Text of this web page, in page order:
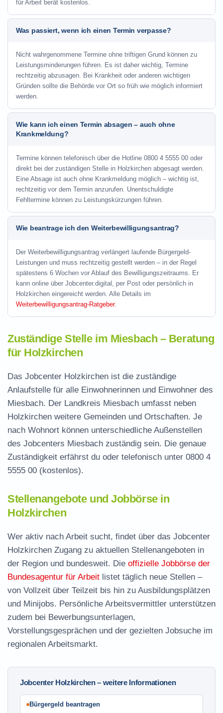
für Arbeit berät kostenlos.
Was passiert, wenn ich einen Termin verpasse?
Nicht wahrgenommene Termine ohne triftigen Grund können zu
Leistungsminderungen führen. Es ist daher wichtig, Termine
rechtzeitig abzusagen. Bei Krankheit oder anderen wichtigen
Gründen sollte die Behörde vor Ort so früh wie möglich informiert
werden.
Wie kann ich einen Termin absagen – auch ohne
Krankmeldung?
Termine können telefonisch über die Hotline 0800 4 5555 00 oder
direkt bei der zuständigen Stelle in Holzkirchen abgesagt werden.
Eine Absage ist auch ohne Krankmeldung möglich – wichtig ist,
rechtzeitig vor dem Termin anzurufen. Unentschuldigte
Fehltermine können zu Leistungskürzungen führen.
Wie beantrage ich den Weiterbewilligungsantrag?
Der Weiterbewilligungsantrag verlängert laufende Bürgergeld-
Leistungen und muss rechtzeitig gestellt werden – in der Regel
spätestens 6 Wochen vor Ablauf des Bewilligungszeitraums. Er
kann online über Jobcenter.digital, per Post oder persönlich in
Holzkirchen eingereicht werden. Alle Details im
Weiterbewilligungsantrag-Ratgeber.
Zuständige Stelle im Miesbach – Beratung
für Holzkirchen
Das Jobcenter Holzkirchen ist die zuständige
Anlaufstelle für alle Einwohnerinnen und Einwohner des
Miesbach. Der Landkreis Miesbach umfasst neben
Holzkirchen weitere Gemeinden und Ortschaften. Je
nach Wohnort können unterschiedliche Außenstellen
des Jobcenters Miesbach zuständig sein. Die genaue
Zuständigkeit erfährst du oder telefonisch unter 0800 4
5555 00 (kostenlos).
Stellenangebote und Jobbörse in
Holzkirchen
Wer aktiv nach Arbeit sucht, findet über das Jobcenter
Holzkirchen Zugang zu aktuellen Stellenangeboten in
der Region und bundesweit. Die offizielle Jobbörse der
Bundesagentur für Arbeit listet täglich neue Stellen –
von Vollzeit über Teilzeit bis hin zu Ausbildungsplätzen
und Minijobs. Persönliche Arbeitsvermittler unterstützen
zudem bei Bewerbungsunterlagen,
Vorstellungsgesprächen und der gezielten Jobsuche im
regionalen Arbeitsmarkt.
Jobcenter Holzkirchen – weitere Informationen
Bürgergeld beantragen